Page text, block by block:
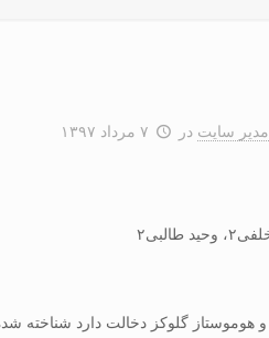
مدیر سایت در ۷ مرداد ۱۳۹۷